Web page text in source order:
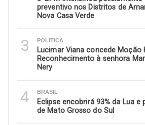
preventivo nos Distritos de
Nova Casa Verde
3 POLITICA
Lucimar Viana concede Moção
Reconhecimento à senhora
Nery
4 BRASIL
Eclipse encobrirá 93% da Lua e
de Mato Grosso do Sul